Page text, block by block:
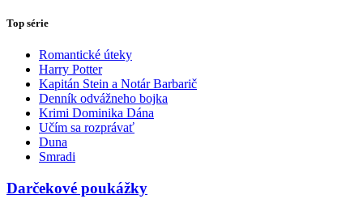
Top série
Romantické úteky
Harry Potter
Kapitán Stein a Notár Barbarič
Denník odvážneho bojka
Krimi Dominika Dána
Učím sa rozprávať
Duna
Smradi
Darčekové poukážky